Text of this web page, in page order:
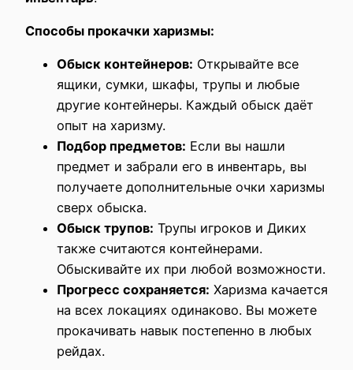
Способы прокачки харизмы:
Обыск контейнеров: Открывайте все
ящики, сумки, шкафы, трупы и любые
другие контейнеры. Каждый обыск даёт
опыт на харизму.
Подбор предметов: Если вы нашли
предмет и забрали его в инвентарь, вы
получаете дополнительные очки харизмы
сверх обыска.
Обыск трупов: Трупы игроков и Диких
также считаются контейнерами.
Обыскивайте их при любой возможности.
Прогресс сохраняется: Харизма качается
на всех локациях одинаково. Вы можете
прокачивать навык постепенно в любых
рейдах.